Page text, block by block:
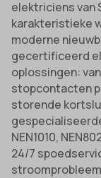
elektriciens van
karakteristieke
moderne
gecertificeerd
oplossingen:
stopcontacten
storende
NEN1010,
24/7